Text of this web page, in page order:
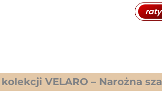
V14
raty
kolekcji VELARO – Narożna